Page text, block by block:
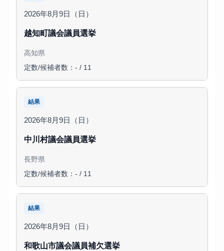
2026年8月9日（日）
越知町議会議員選挙
高知県
定数/候補者数：- / 11
結果
2026年8月9日（日）
中川村議会議員選挙
長野県
定数/候補者数：- / 11
結果
2026年8月9日（日）
和歌山市議会議員補欠選挙